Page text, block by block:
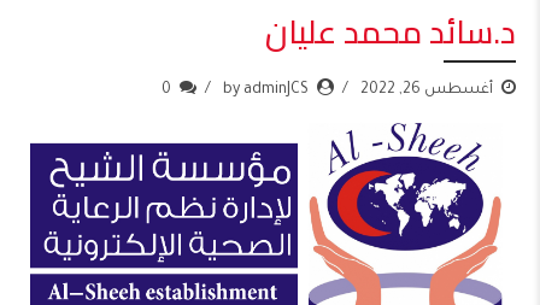
د.سائد محمد عليان
أغسطس 26, 2022 by adminJCS
0